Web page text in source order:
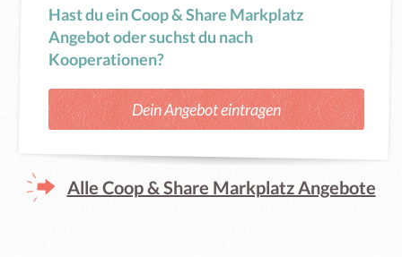
Hast du ein Coop & Share Markplatz
Angebot oder suchst du nach
Kooperationen?
Dein Angebot eintragen
Alle Coop & Share Markplatz Angebote